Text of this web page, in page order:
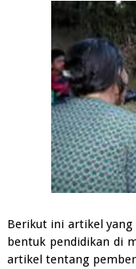
Berikut ini artikel yang
bentuk pendidikan di
artikel tentang